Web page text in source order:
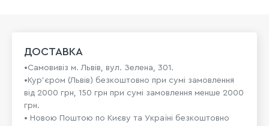
ДОСТАВКА
•Самовивіз м. Львів, вул. Зелена, 301.
•Кур'єром (Львів) безкоштовно при сумі замовлення
від 2000 грн, 150 грн при сумі замовлення менше 2000
грн.
• Новою Поштою по Києву та Україні безкоштовно